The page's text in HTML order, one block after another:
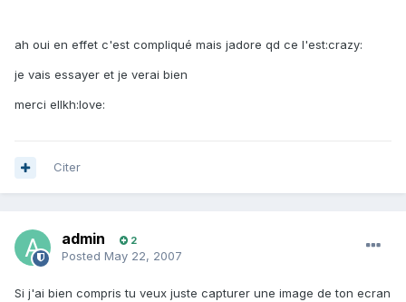
ah oui en effet c'est compliqué mais jadore qd ce l'est:crazy:
je vais essayer et je verai bien
merci ellkh:love:
Citer
admin 2
Posted May 22, 2007
Si j'ai bien compris tu veux juste capturer une image de ton ecran